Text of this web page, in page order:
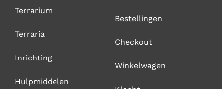
Terrarium
Terraria
Inrichting
Hulpmiddelen
Bestellingen
Checkout
Winkelwagen